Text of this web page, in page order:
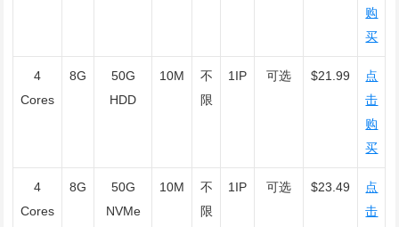
购
买
4
Cores
8G
50G
HDD
10M
不
限
1IP 可选 $21.99
点
击
购
买
4
Cores
8G
50G
NVMe
10M
不
限
1IP 可选 $23.49
点
击